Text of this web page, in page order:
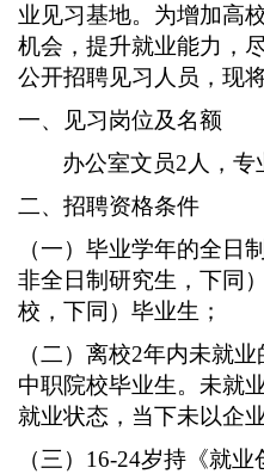
业见习基地。为增加高
机会，提升就业能力，
公开招聘见习人员，现
一、见习岗位及名额
办公室文员2 人，专
二、招聘资格条件
（一）毕业学年的全日
非全日制研究生，下同
校，下同）毕业生；
（二）离校2年内未就业
中职院校毕业生。未就
就业状态，当下未以企
（三） 16-24岁持《就